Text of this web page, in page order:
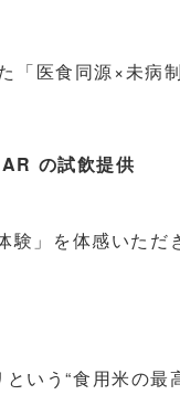
「医食同源×未病
の試飲提供
験」を体感いただ
いう“食用米の最